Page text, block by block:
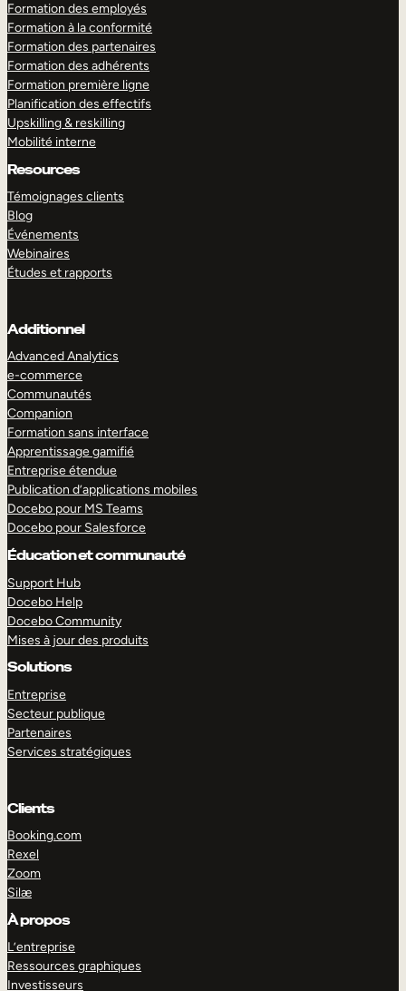
Formation des employés
Formation à la conformité
Formation des partenaires
Formation des adhérents
Formation première ligne
Planification des effectifs
Upskilling & reskilling
Mobilité interne
Resources
Témoignages clients
Blog
Événements
Webinaires
Études et rapports
Additionnel
Advanced Analytics
e-commerce
Communautés
Companion
Formation sans interface
Apprentissage gamifié
Entreprise étendue
Publication d’applications mobiles
Docebo pour MS Teams
Docebo pour Salesforce
Éducation et communauté
Support Hub
Docebo Help
Docebo Community
Mises à jour des produits
Solutions
Entreprise
Secteur publique
Partenaires
Services stratégiques
Clients
Booking.com
Rexel
Zoom
Silæ
À propos
L’entreprise
Ressources graphiques
Investisseurs